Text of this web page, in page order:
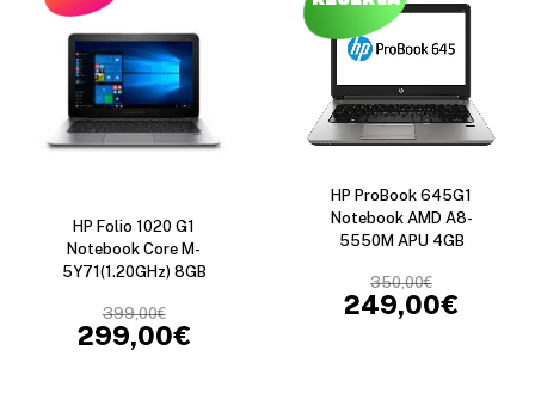
HP Folio 1020 G1
Notebook Core M-
5Y71(1.20GHz) 8GB
399,00€
299,00€
HP ProBook 645G1
Notebook AMD A8-
5550M APU 4GB
350,00€
249,00€